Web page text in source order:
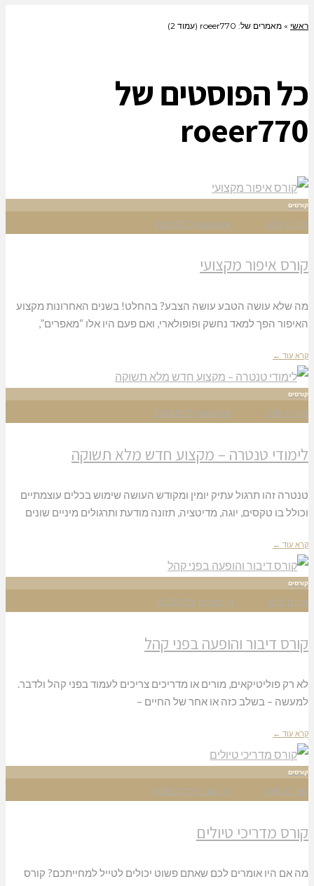
ראשי » מאמרים של: roeer770 (עמוד 2)
כל הפוסטים של
roeer770
קורסים
מרץ 15, 2019 אין תגובות ROEER770
קורס איפור מקצועי
מה שלא עושה הטבע עושה הצבע? בהחלט! בשנים האחרונות מקצוע
האיפור הפך למאד נחשק ופופולארי, ואם פעם היו אלו “מאפרים”,
קרא עוד ←
קורסים
מרץ 15, 2019 אין תגובות ROEER770
לימודי טנטרה – מקצוע חדש מלא תשוקה
טנטרה זהו תרגול עתיק יומין ומקודש העושה שימוש בכלים עוצמתיים
וכולל בו טקסים, יוגה, מדיטציה, תזונה מודעת ותרגולים מיניים שונים
קרא עוד ←
קורסים
מרץ 11, 2019 אין תגובות ROEER770
קורס דיבור והופעה בפני קהל
לא רק פוליטיקאים, מורים או מדריכים צריכים לעמוד בפני קהל ולדבר.
למעשה – בשלב כזה או אחר של החיים –
קרא עוד ←
קורסים
ינואר 10, 2019 אין תגובות ROEER770
קורס מדריכי טיולים
מה אם היו אומרים לכם שאתם פשוט יכולים לטייל למחייתכם? קורס